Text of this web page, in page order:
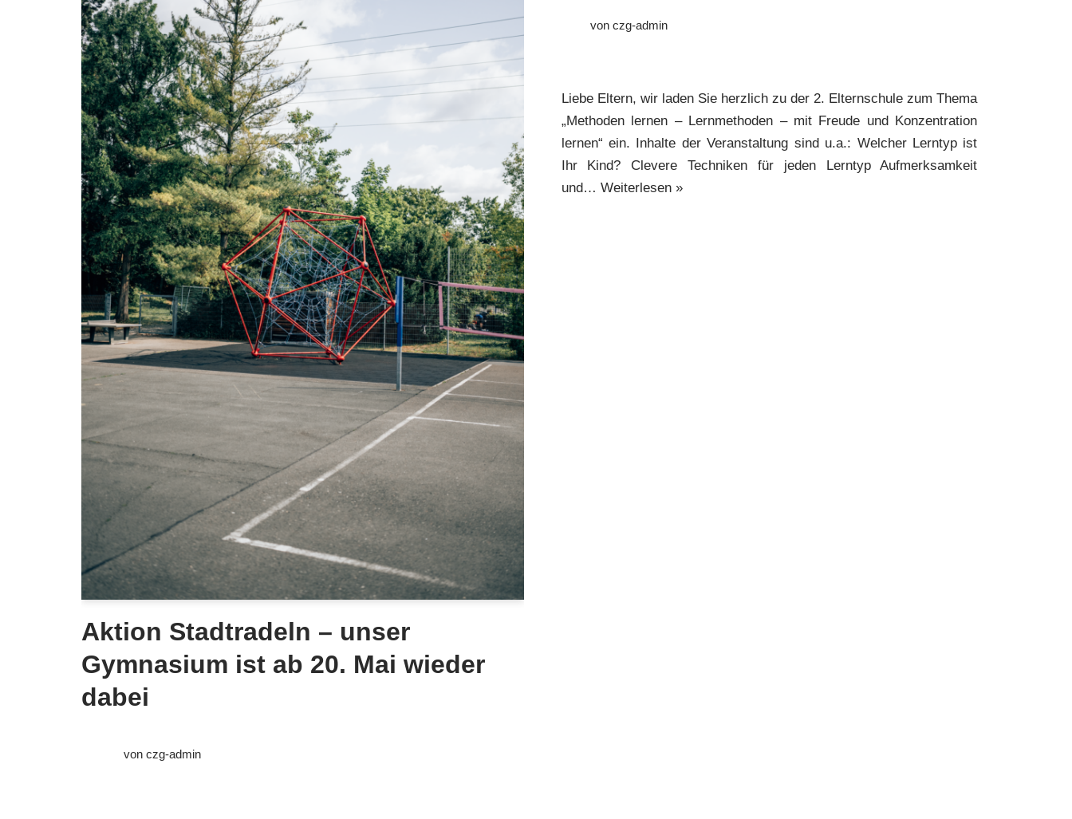
Aktion Stadtradeln – unser
Gymnasium ist ab 20. Mai wieder
dabei
von czg-admin
von czg-admin
Liebe Eltern, wir laden Sie herzlich zu der 2. Elternschule zum Thema
„Methoden lernen – Lernmethoden – mit Freude und Konzentration
lernen“ ein. Inhalte der Veranstaltung sind u.a.: Welcher Lerntyp ist
Ihr Kind? Clevere Techniken für jeden Lerntyp Aufmerksamkeit
und… Weiterlesen »